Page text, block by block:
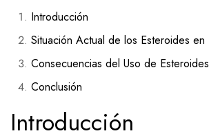
Introducción
Situación Actual de los Esteroides en
Consecuencias del Uso de Esteroides
Conclusión
Introducción